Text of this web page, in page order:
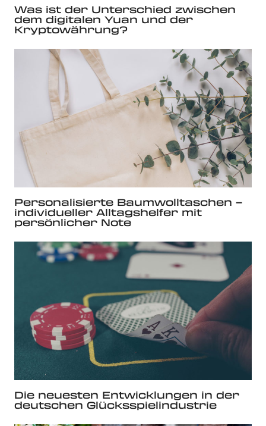
Was ist der Unterschied zwischen
dem digitalen Yuan und der
Kryptowährung?
Personalisierte Baumwolltaschen –
individueller Alltagshelfer mit
persönlicher Note
Die neuesten Entwicklungen in der
deutschen Glücksspielindustrie